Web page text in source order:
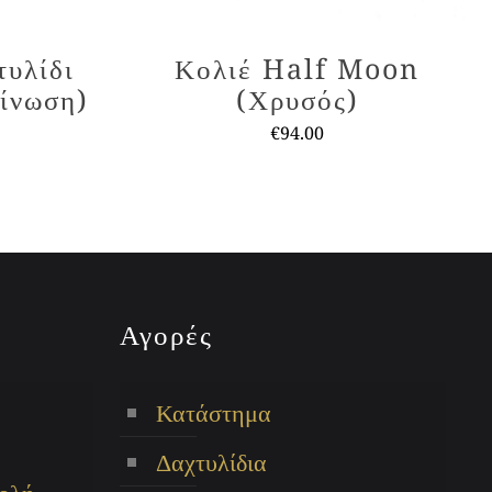
Κολιέ Half Moon
(Χρυσός)
€94.00
έχει
Αγορές
Κατάστημα
Δαχτυλίδια